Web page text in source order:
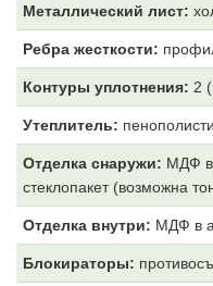
Металлический лист:
Ребра жесткости:
Контуры уплотнения: 2
Утеплитель:
Отделка снаружи: МДФ
стеклопакет (возможна
Отделка внутри: МДФ в
Блокираторы: